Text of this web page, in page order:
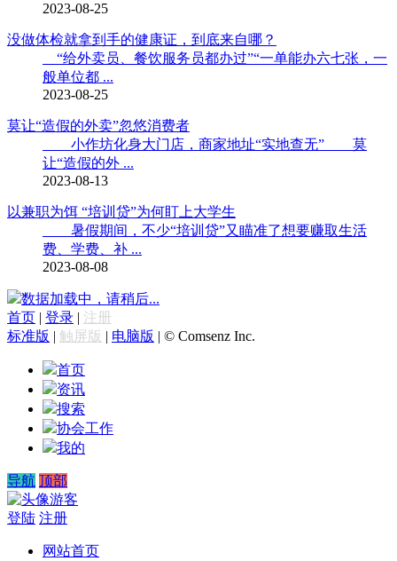
2023-08-25
没做体检就拿到手的健康证，到底来自哪？
“给外卖员、餐饮服务员都办过”“一单能办六七张，一
般单位都 ...
2023-08-25
莫让“造假的外卖”忽悠消费者
小作坊化身大门店，商家地址“实地查无” 莫
让“造假的外 ...
2023-08-13
以兼职为饵 “培训贷”为何盯上大学生
暑假期间，不少“培训贷”又瞄准了想要赚取生活
费、学费、补 ...
2023-08-08
数据加载中，请稍后...
首页 | 登录 | 注册
标准版 | 触屏版 | 电脑版 | © Comsenz Inc.
首页
资讯
搜索
协会工作
我的
导航 顶部
游客
登陆 注册
网站首页